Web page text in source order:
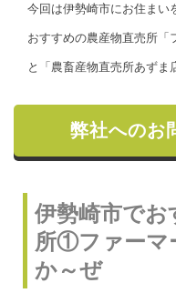
今回は伊勢崎市にお住まい
おすすめの農産物直売所「
と「農畜産物直売所あずま
弊社へのお
伊勢崎市でお
所①ファーマ
か～ぜ